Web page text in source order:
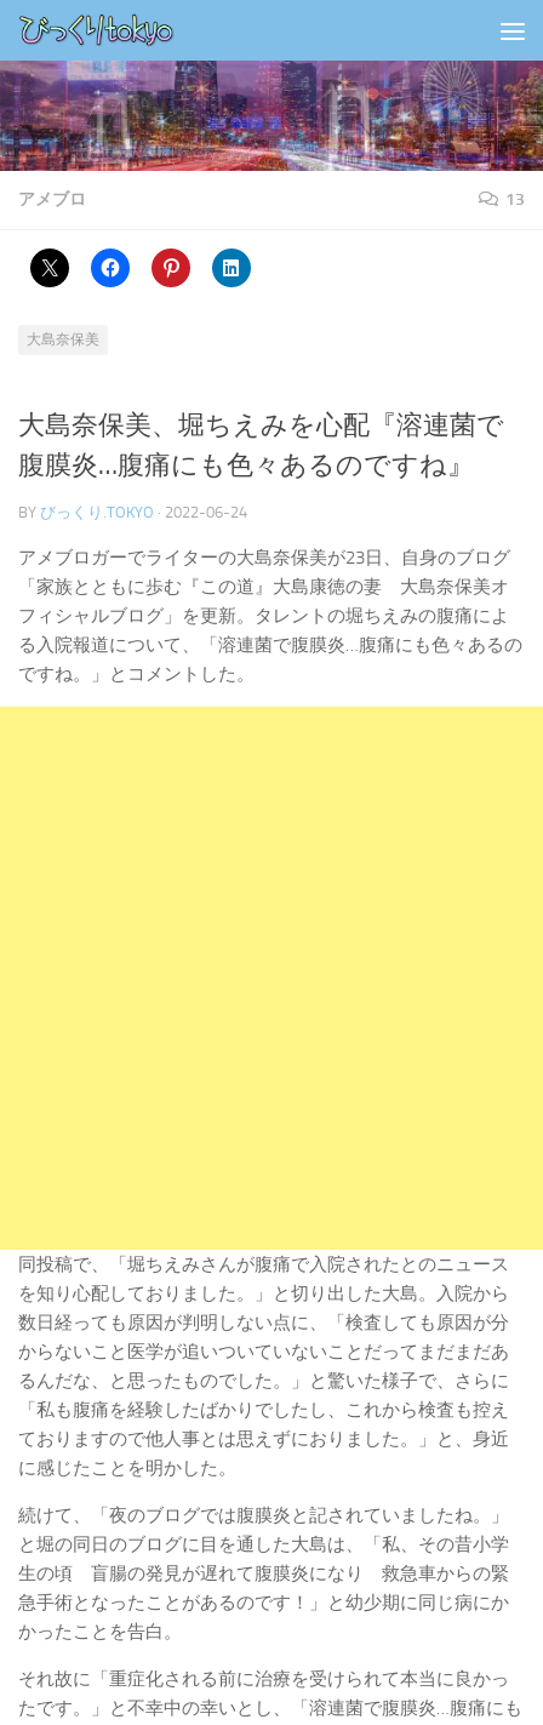
コンテンツの下
アメブロ 13
大島奈保美
大島奈保美、堀ちえみを心配『溶連菌で
腹膜炎…腹痛にも色々あるのですね』
BY びっくり.TOKYO · 2022-06-24
アメブロガーでライターの大島奈保美が23日、自身のブログ
「家族とともに歩む『この道』大島康徳の妻 大島奈保美オ
フィシャルブログ」を更新。タレントの堀ちえみの腹痛によ
る入院報道について、「溶連菌で腹膜炎…腹痛にも色々あるの
ですね。」とコメントした。
同投稿で、「堀ちえみさんが腹痛で入院されたとのニュース
を知り心配しておりました。」と切り出した大島。入院から
数日経っても原因が判明しない点に、「検査しても原因が分
からないこと医学が追いついていないことだってまだまだあ
るんだな、と思ったものでした。」と驚いた様子で、さらに
「私も腹痛を経験したばかりでしたし、これから検査も控え
ておりますので他人事とは思えずにおりました。」と、身近
に感じたことを明かした。
続けて、「夜のブログでは腹膜炎と記されていましたね。」
と堀の同日のブログに目を通した大島は、「私、その昔小学
生の頃 盲腸の発見が遅れて腹膜炎になり 救急車からの緊
急手術となったことがあるのです！」と幼少期に同じ病にか
かったことを告白。
それ故に「重症化される前に治療を受けられて本当に良かっ
たです。」と不幸中の幸いとし、「溶連菌で腹膜炎…腹痛にも